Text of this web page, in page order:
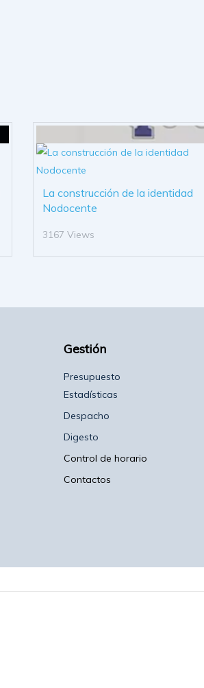
La construcción de la identidad
Nodocente
3167 Views
Gestión
Presupuesto
Estadísticas
Despacho
Digesto
Control de horario
Contactos